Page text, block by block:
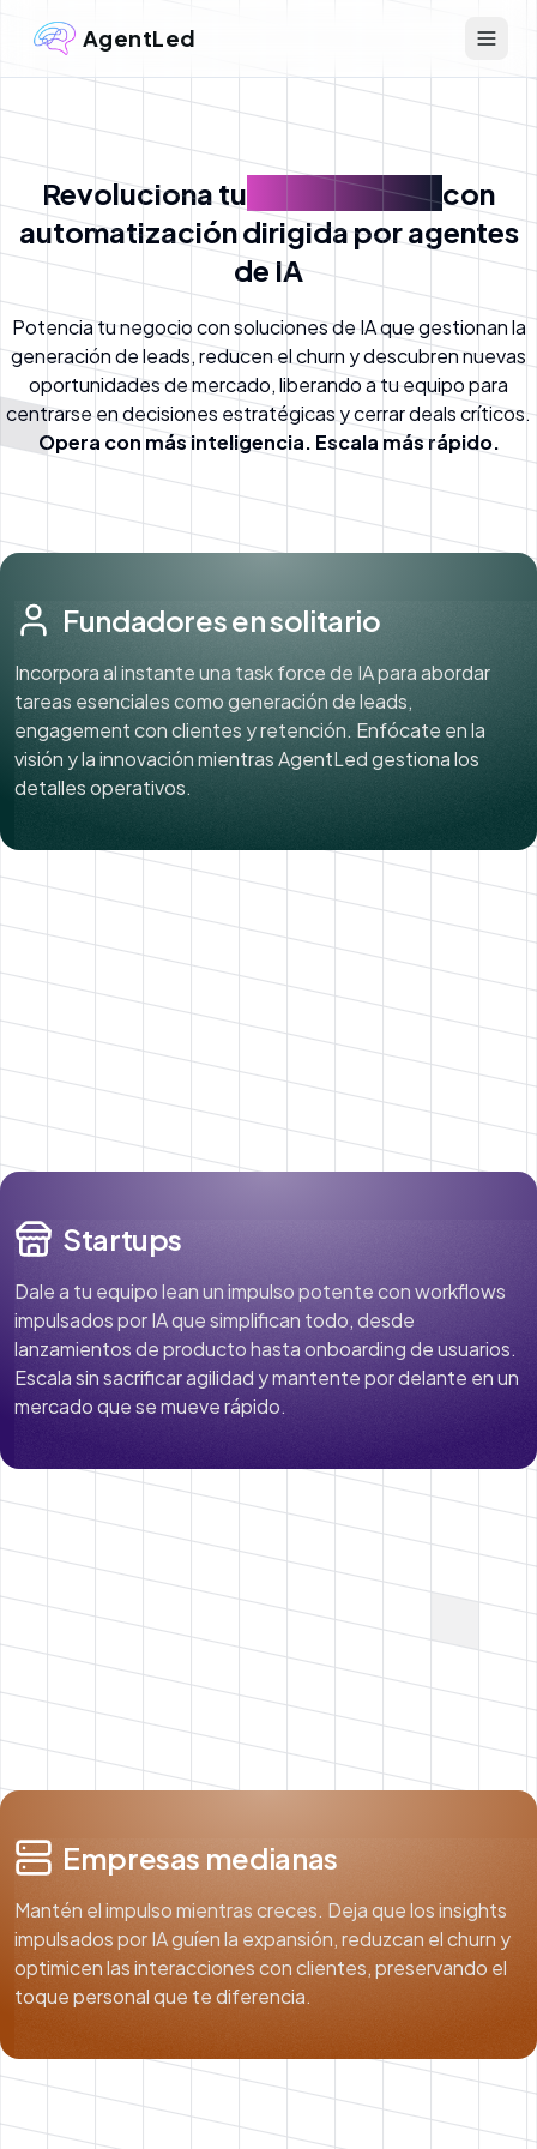
AgentLed
Revoluciona tu crecimiento con
automatización dirigida por agentes
de IA
Potencia tu negocio con soluciones de IA que gestionan la
generación de leads, reducen el churn y descubren nuevas
oportunidades de mercado, liberando a tu equipo para
centrarse en decisiones estratégicas y cerrar deals críticos.
Opera con más inteligencia. Escala más rápido.
Fundadores en solitario
Incorpora al instante una task force de IA para abordar
tareas esenciales como generación de leads,
engagement con clientes y retención. Enfócate en la
visión y la innovación mientras AgentLed gestiona los
detalles operativos.
Startups
Dale a tu equipo lean un impulso potente con workflows
impulsados por IA que simplifican todo, desde
lanzamientos de producto hasta onboarding de usuarios.
Escala sin sacrificar agilidad y mantente por delante en un
mercado que se mueve rápido.
Empresas medianas
Mantén el impulso mientras creces. Deja que los insights
impulsados por IA guíen la expansión, reduzcan el churn y
optimicen las interacciones con clientes, preservando el
toque personal que te diferencia.